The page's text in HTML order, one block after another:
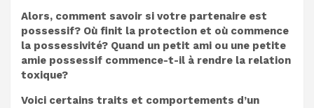
Alors, comment savoir si votre partenaire est
possessif? Où finit la protection et où commence
la possessivité? Quand un petit ami ou une petite
amie possessif commence-t-il à rendre la relation
toxique?
Voici certains traits et comportements d’un